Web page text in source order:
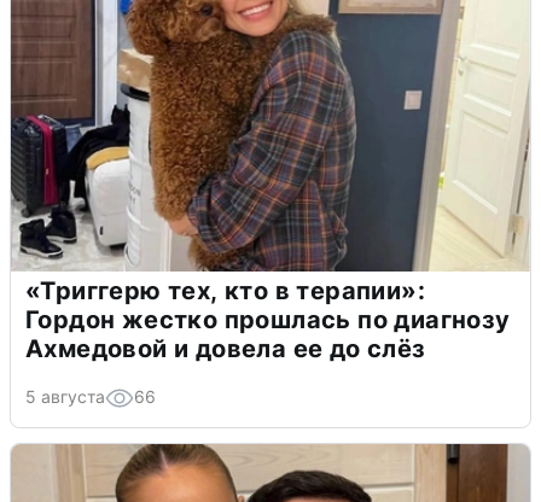
«Триггерю тех, кто в терапии»:
Гордон жестко прошлась по диагнозу
Ахмедовой и довела ее до слёз
5 августа 66